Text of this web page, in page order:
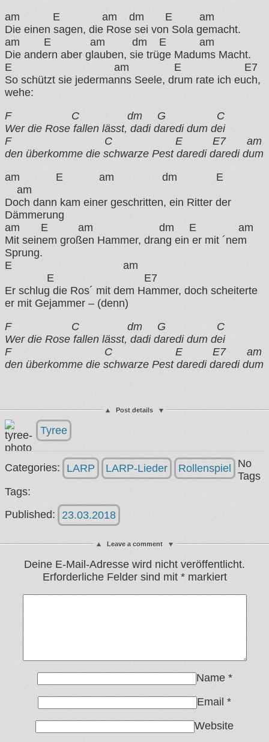
am E am dm E am
Die einen sagen, die Rose sei von Sola gemacht.
am E am dm E am
Die andern aber glauben, sie trüge Madums Macht.
E am E E7
So schützt sie jedermanns Seele, drum rate ich euch,
wehe:
F C dm G C
Wer die Rose fallen lässt, dadi daredi dum dei
F C E E7 am
den überkomme die schwarze Pest daredi daredi dum
am E am dm E
am
Doch dann kam einer geschritten, ein Ritter der
Dämmerung
am E am dm E am
Mit seinem großen Hammer, drang ein er mit ´nem
Sprung.
E am
E E7
Er schlug die Ros´ mit dem Hammer, doch scheiterte
er mit Gejammer – (denn)
F C dm G C
Wer die Rose fallen lässt, dadi daredi dum dei
F C E E7 am
den überkomme die schwarze Pest daredi daredi dum
Post details
Tyree
Categories: LARP LARP-Lieder
Rollenspiel
Tags:
No
Tags
Published: 23.03.2018
Leave a comment
Deine E-Mail-Adresse wird nicht veröffentlicht.
Erforderliche Felder sind mit *markiert
Name *
Email *
Website